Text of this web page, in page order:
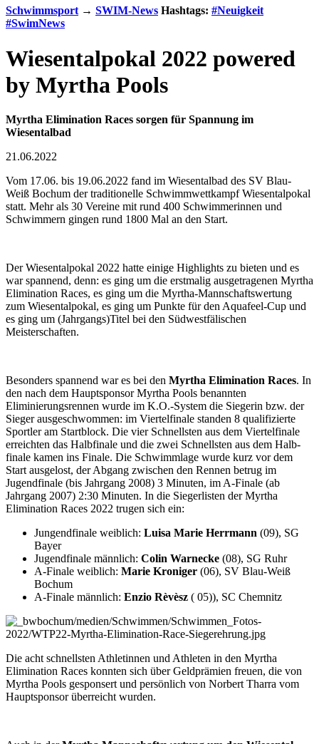
Schwimm­sport → SWIM-News Hashtags: #Neuigkeit
#SwimNews
Wiesentalpokal 2022 powered
by Myrtha Pools
Myrtha Elimination Races sorgen für Spannung im
Wiesentalbad
21.06.2022
Vom 17.06. bis 19.06.2022 fand im Wiesentalbad des SV Blau-
Weiß Bochum der traditionelle Schwimmwettkampf Wiesentalpokal
statt. Mehr als 30 Vereine mit rund 400 Schwimmerinnen und
Schwimmern gingen rund 1800 Mal an den Start.
Der Wiesentalpokal 2022 hatte einige Highlights zu bieten und es
war spannend, denn: es ging um die erstmalig ausgetragenen Myrtha
Elimination Races, es ging um die Myrtha-Mannschaftswertung
zum Wiesentalpokal, es ging um Punkte für den Aquafeel-Cup und
es ging um (Jahrgangs)Titel bei den Südwestfälischen
Meisterschaften.
Besonders spannend war es bei den Myrtha Elimination Races. In
den nach dem Hauptsponsor Myrtha Pools benannten
Eliminierungs­rennen wurde im K.O.-System die Siegerin bzw. der
Sieger ausgeschwommen: im Viertelfinale standen 8 qualifizierte
Sportler am Startblock. Die vier Schnellsten aus dem Viertel­finale
erreichten das Halb­finale und die zwei Schnellsten aus dem Halb­
finale kamen ins Finale. Die Schwimmlage wurde kurz vor dem
Start ausgelost, der Abgang zwischen den Rennen betrug im
Jugendfinale (bis Jahrgang 2008) 3 Minuten, im A-Finale (ab
Jahrgang 2007) 2:30 Minuten. In die Sieger­listen der Myrtha
Elimination Races 2022 trugen sich ein:
Jungendfinale weiblich: Luisa Marie Herrmann (09), SG
Bayer
Jugendfinale männlich: Colin Warnecke (08), SG Ruhr
A-Finale weiblich: Marie Kroniger (06), SV Blau-Weiß
Bochum
A-Finale männlich: Enzio Rèvèsz ( 05)), SC Chemnitz
Die acht schnellsten Athletinnen und Athleten in den Myrtha
Elimination Races konnten sich über Geldprämien freuen, die von
Myrtha Pools gesponsert und persönlich von Norbert Tharra vom
Haupt­sponsor überreicht wurden.